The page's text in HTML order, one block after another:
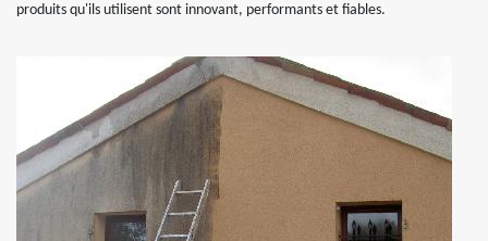
produits qu'ils utilisent sont innovant, performants et fiables.